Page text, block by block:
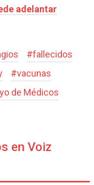
adelantar
#fallecidos
#vacunas
de Médicos
en Voiz